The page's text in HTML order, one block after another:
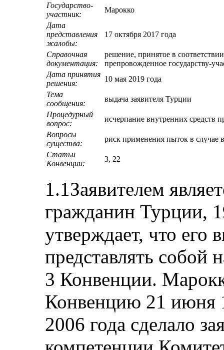
Государство-
участник:
Марокко
Дата
представления
жалобы:
17 октября 2017 года
Справочная
документация:
решение, принятое в
препровожденное государству-
Дата принятия
решения:
10 мая 2019 года
Тема
сообщения:
выдача заявителя Турции
Процедурный
вопрос:
исчерпание внутренних средств
Вопросы
существа:
риск применения пыток в
Статьи
Конвенции:
3, 22
1.1Заявителем
гражданин Турции,
утверждает, что его
представлять собой
3 Конвенции.
Конвенцию 21 июня
2006 года сделало